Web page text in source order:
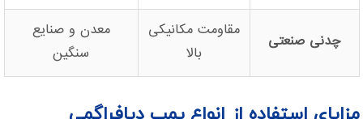
چدنی صنعتی
مقاومت مکانیکی
بالا
معدن و صنایع
سنگین
مزایای استفاده از انواع پمپ دیافراگمی